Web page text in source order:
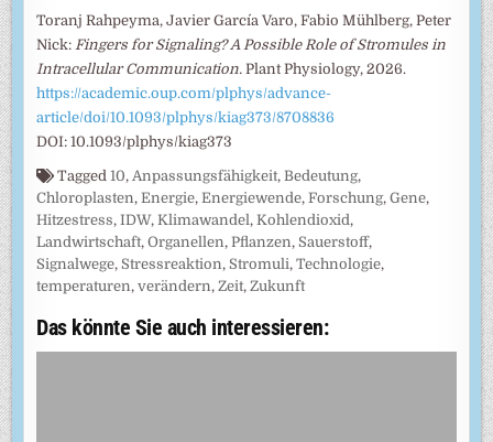
Toranj Rahpeyma, Javier García Varo, Fabio Mühlberg, Peter
Nick: Fingers for Signaling? A Possible Role of Stromules in
Intracellular Communication. Plant Physiology, 2026.
https://academic.oup.com/plphys/advance-
article/doi/10.1093/plphys/kiag373/8708836
DOI: 10.1093/plphys/kiag373
Tagged10, Anpassungsfähigkeit, Bedeutung,
Chloroplasten,Energie,Energiewende,Forschung,Gene,
Hitzestress,IDW,Klimawandel ,Kohlendioxid ,
Landwirtschaft,Organellen, Pflanzen, Sauerstoff,
Signalwege, Stressreaktion, Stromuli,Technologie,
temperaturen,verändern, Zeit, Zukunft
Das könnte Sie auch interessieren: